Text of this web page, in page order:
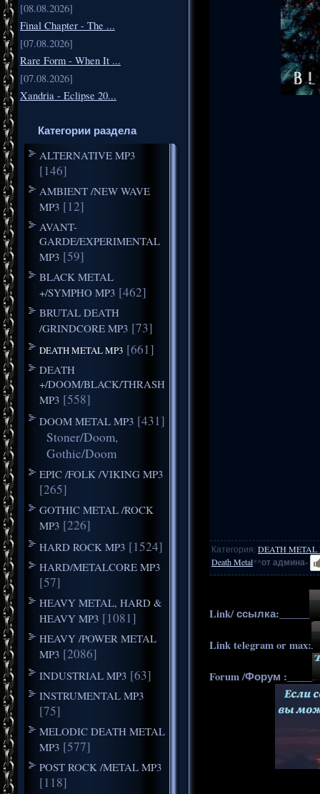
[08.08.2026]
Final Chapter - The ...
[07.08.2026]
Rare Form - When It ...
[07.08.2026]
Xandria - Eclipse 20...
Категории раздела
ALTERNATIVE MP3
[146]
AMBIENT /NEW WAVE
MP3 [12]
AVANT-
GARDE/EXPERIMENTAL
MP3 [59]
BLACK METAL
+/SYMPHO MP3 [462]
BRUTAL DEATH
/GRINDCORE MP3 [73]
DEATH METAL MP3 [661]
DEATH
+/DOOM/BLACK/THRASH
MP3 [558]
DOOM METAL MP3 [431]
Stoner/Doom,
Gothic/Doom
EPIC /FOLK /VIKING MP3
[265]
GOTHIC METAL /ROCK
MP3 [226]
HARD ROCK MP3 [1524]
HARD/METALCORE MP3
[57]
HEAVY METAL, HARD &
HEAVY MP3 [1081]
HEAVY /POWER METAL
MP3 [2086]
INDUSTRIAL MP3 [63]
INSTRUMENTAL MP3
[75]
MELODIC DEATH METAL
MP3 [577]
POST ROCK /METAL MP3
[118]
Категория: DEATH METAL
Death Metal**от админа-
Link/ ссылка:______
Link telegram or max:
Forum /Форум :_____